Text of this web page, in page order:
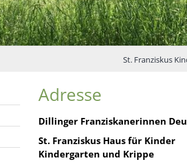
St. Franziskus
Adresse
Dillinger Franziskanerinnen
St. Franziskus Haus für Kinder
Kindergarten und Krippe